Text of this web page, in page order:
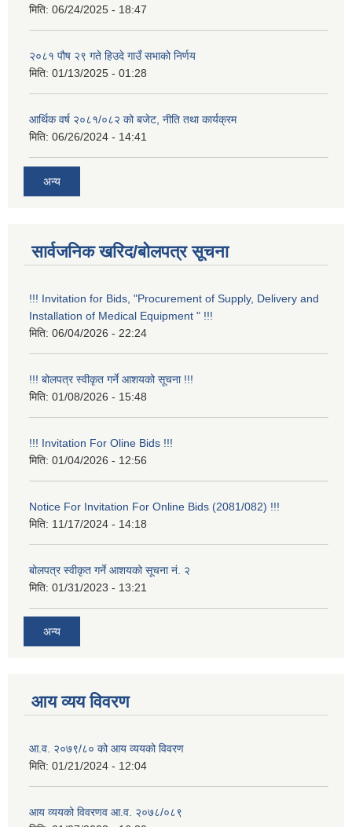
मिति: 06/24/2025 - 18:47
२०८१ पौष २९ गते हिउदे गाउँ सभाको निर्णय
मिति: 01/13/2025 - 01:28
आर्थिक वर्ष २०८१/०८२ को बजेट, नीति तथा कार्यक्रम
मिति: 06/26/2024 - 14:41
अन्य
सार्वजनिक खरिद/बोलपत्र सूचना
!!! Invitation for Bids, "Procurement of Supply, Delivery and
Installation of Medical Equipment " !!!
मिति: 06/04/2026 - 22:24
!!! बोलपत्र स्वीकृत गर्ने आशयको सूचना !!!
मिति: 01/08/2026 - 15:48
!!! Invitation For Oline Bids !!!
मिति: 01/04/2026 - 12:56
Notice For Invitation For Online Bids (2081/082) !!!
मिति: 11/17/2024 - 14:18
बोलपत्र स्वीकृत गर्ने आशयको सूचना नं. २
मिति: 01/31/2023 - 13:21
अन्य
आय व्यय विवरण
आ.व. २०७९/८० को आय व्ययको विवरण
मिति: 01/21/2024 - 12:04
आय व्ययको विवरणव आ.व. २०७८/०८९